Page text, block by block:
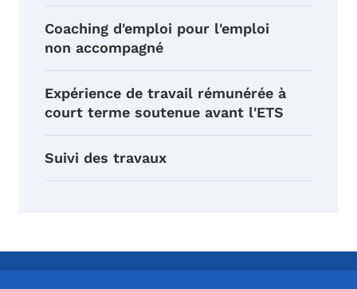
Coaching d'emploi pour l'emploi
non accompagné
Expérience de travail rémunérée à
court terme soutenue avant l'ETS
Suivi des travaux